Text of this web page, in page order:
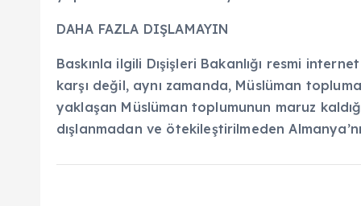
DAHA FAZLA DIŞLAMAYIN
Baskınla ilgili Dışişleri Bakanlığı resmi
karşı değil, aynı zamanda, Müslüman
yaklaşan Müslüman toplumunun maruz
dışlanmadan ve ötekileştirilmeden